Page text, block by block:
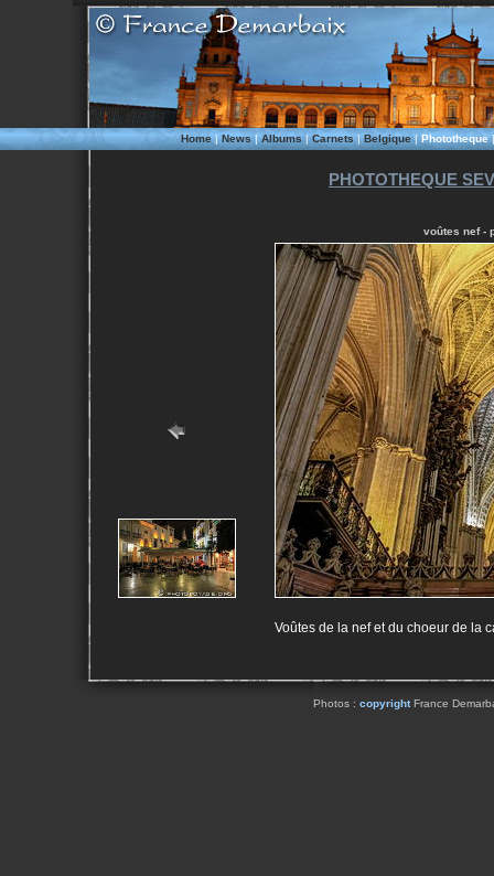
Home|News|Albums|Carnets|Belgique|Phototheque
PHOTOTHEQUE
voûtes nef -
Voûtes de la nef et du choeur de la
Photos : copyrightFrance